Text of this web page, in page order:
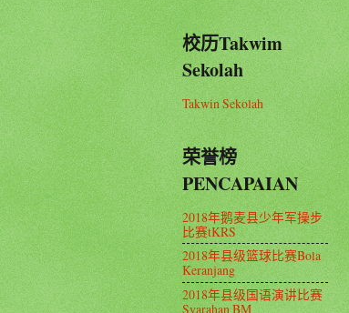
校历Takwim
Sekolah
Takwin Sekolah
荣誉榜
PENCAPAIAN
2018年鹅麦县少年军操步
比赛tKRS
2018年县级篮球比赛Bola
Keranjang
2018年县级国语演讲比赛
Syarahan BM